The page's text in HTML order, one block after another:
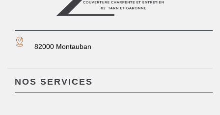
82000 Montauban
NOS SERVICES